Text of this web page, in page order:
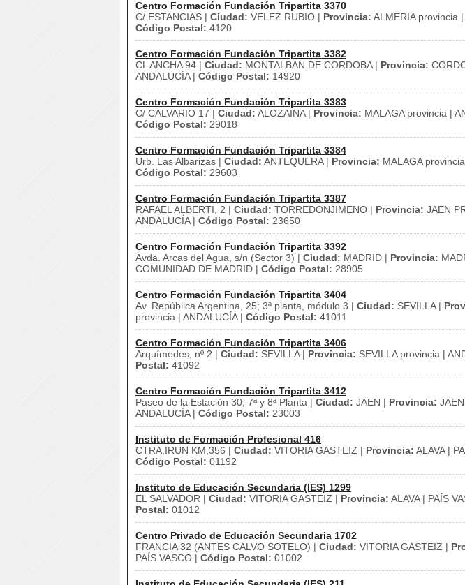
Centro Formación Fundación Tripartita 3370
C/ ESTANCIAS | Ciudad: VELEZ RUBIO | Provincia: ALMERIA provincia
Código Postal: 4120
Centro Formación Fundación Tripartita 3382
CL ANCHA 94 | Ciudad: MONTALBAN DE CORDOBA | Provincia:
ANDALUCÍA | Código Postal: 14920
Centro Formación Fundación Tripartita 3383
C/ CALVARIO 17 | Ciudad: ALOZAINA | Provincia: MALAGA provincia |
Código Postal: 29018
Centro Formación Fundación Tripartita 3384
Urb. Las Albarizas | Ciudad: ANTEQUERA | Provincia: MALAGA
Código Postal: 29603
Centro Formación Fundación Tripartita 3387
RAFAEL ALBERTI, 2 | Ciudad: TORREDONJIMENO | Provincia: JAEN
ANDALUCÍA | Código Postal: 23650
Centro Formación Fundación Tripartita 3392
Avda. Arcas del Agua, s/n (Sector 3) | Ciudad: MADRID | Provincia:
COMUNIDAD DE MADRID | Código Postal: 28905
Centro Formación Fundación Tripartita 3404
Av. República Argentina, 25; 3ª planta, módulo 3 | Ciudad: SEVILLA |
provincia | ANDALUCÍA | Código Postal: 41011
Centro Formación Fundación Tripartita 3406
Arquímedes, nº 2 | Ciudad: SEVILLA | Provincia: SEVILLA provincia |
Postal: 41092
Centro Formación Fundación Tripartita 3412
Paseo de la Estación 30, 7ª y 8ª Planta | Ciudad: JAEN | Provincia:
ANDALUCÍA | Código Postal: 23003
Instituto de Formación Profesional 416
CTRA.IRUN KM,356 | Ciudad: VITORIA GASTEIZ | Provincia: ALAVA |
Código Postal: 01192
Instituto de Educación Secundaria (IES) 1299
EL SALVADOR | Ciudad: VITORIA GASTEIZ | Provincia: ALAVA | PAÍS
Postal: 01012
Centro Privado de Educación Secundaria 1702
FRANCIA 32 (ANTES CALVO SOTELO) | Ciudad: VITORIA GASTEIZ |
PAÍS VASCO | Código Postal: 01002